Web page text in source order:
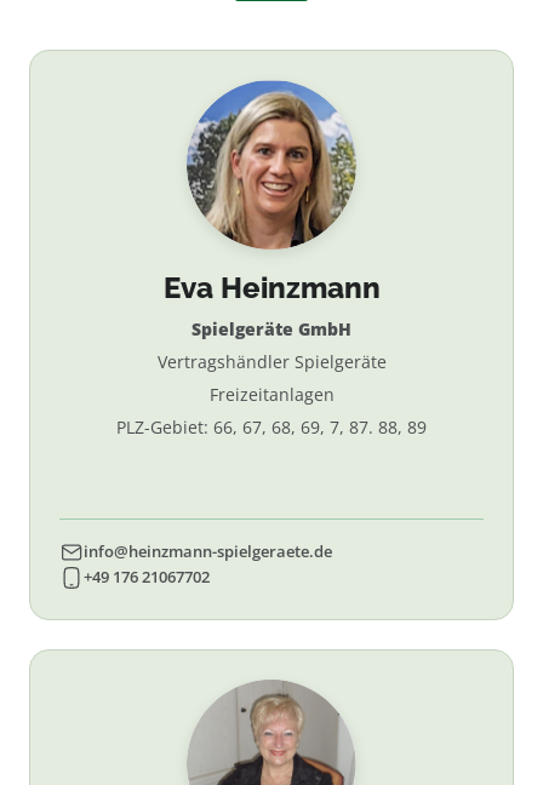
Eva Heinzmann
Spielgeräte GmbH
Vertragshändler Spielgeräte
Freizeitanlagen
PLZ-Gebiet: 66, 67, 68, 69, 7, 87. 88, 89
info@heinzmann-spielgeraete.de
+49 176 21067702